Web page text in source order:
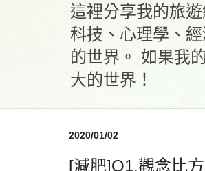
這裡分享我的旅
科技、心理學、
的世界。 如果我
大的世界！
2020/01/02
[減肥]Q1.觀念比